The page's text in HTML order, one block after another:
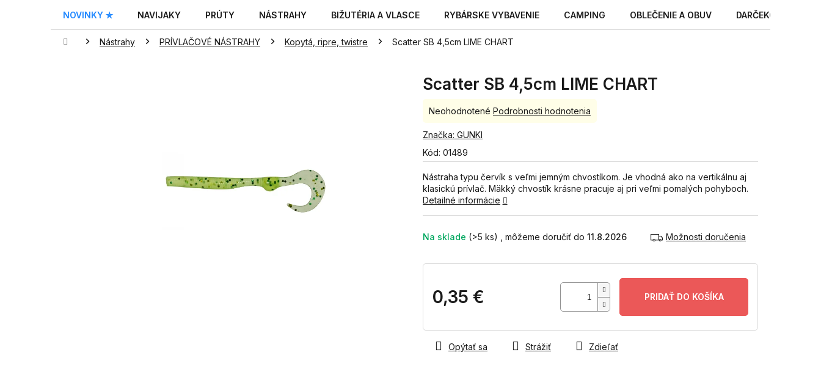
NOVINKY ✮ NAVIJAKY PRÚTY NÁSTRAHY BIŽUTÉRIA A VLASCE RYBÁRSKE VYBAVENIE CAMPING OBLEČENIE A OBUV DARČEKOVÉ
DomovNástrahy PRÍVLAČOVÉ NÁSTRAHY Kopytá, ripre, twistre Scatter SB 4,5cm LIME CHART
Scatter SB 4,5cm LIME CHART
Kód: 01489
Na sklade (>5 ks) 11.8.2026 Možnosti doručenia
0,35 €
cena:
PRIDAŤ DO KOŠÍKA
Nástraha typu červík s veľmi jemným chvostíkom. Je vhodná ako na vertikálnu aj
klasickú prívlač. Mäkký chvostík krásne pracuje aj pri veľmi pomalých pohyboch.
Detailné informácie
Opýtať sa Strážiť Zdieľať
Priemerné
produktu
0,0
5
hviezdičiek.
Neohodnotené Podrobnosti hodnotenia
Značka: GUNKI